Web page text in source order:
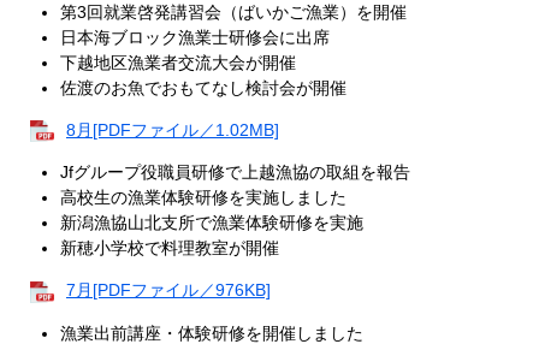
第3回就業啓発講習会（ばいかご漁業）を開催
日本海ブロック漁業士研修会に出席
下越地区漁業者交流大会が開催
佐渡のお魚でおもてなし検討会が開催
8月[PDFファイル／1.02MB]
Jfグループ役職員研修で上越漁協の取組を報告
高校生の漁業体験研修を実施しました
新潟漁協山北支所で漁業体験研修を実施
新穂小学校で料理教室が開催
7月[PDFファイル／976KB]
漁業出前講座・体験研修を開催しました